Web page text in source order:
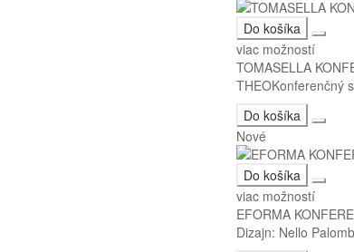
Do košíka
viac možností
TOMASELLA
THEOKonferenčný
Do košíka
Nové
Do košíka
viac možností
EFORMA
Dizajn: Nello